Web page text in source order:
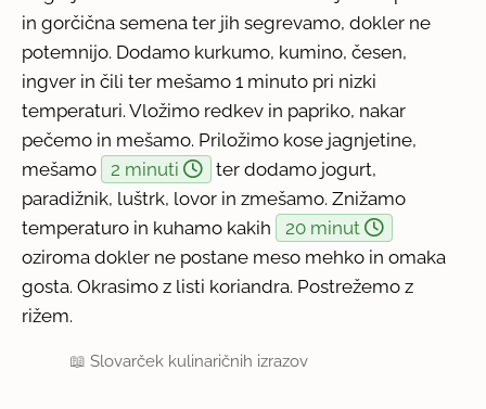
in gorčična semena ter jih segrevamo, dokler ne
potemnijo. Dodamo kurkumo, kumino, česen,
ingver in čili ter mešamo 1 minuto pri nizki
temperaturi. Vložimo redkev in papriko, nakar
pečemo in mešamo. Priložimo kose jagnjetine,
mešamo
2 minuti
ter dodamo jogurt,
paradižnik, luštrk, lovor in zmešamo. Znižamo
temperaturo in kuhamo kakih
20 minut
oziroma dokler ne postane meso mehko in omaka
gosta. Okrasimo z listi koriandra. Postrežemo z
rižem.
📖Slovarček kulinaričnih izrazov